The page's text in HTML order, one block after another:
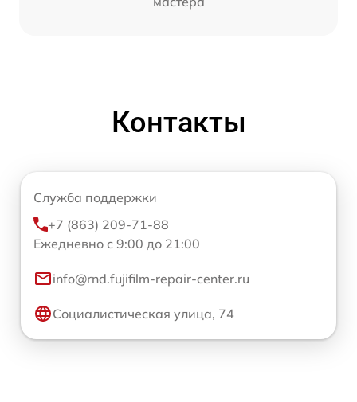
Контакты
Служба поддержки
+7 (863) 209-71-88
Ежедневно с 9:00 до 21:00
info@rnd.fujifilm-repair-center.ru
Социалистическая улица, 74